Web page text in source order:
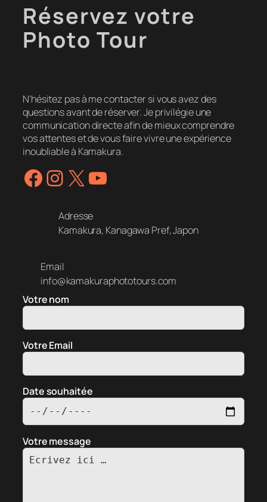
Réservez votre
Photo Tour
N’hésitez pas à me contacter si vous avez des
questions avant de réserver. Je privilégie une
communication directe afin de mieux comprendre
vos attentes et de vous faire vivre une expérience
inoubliable à Kamakura.
Facebook Instagram X YouTube
Adresse
Kamakura, Kanagawa Pref, Japon
Email
info@kamakuraphototours.com
Votre nom
Votre Email
Date souhaitée
Votre message